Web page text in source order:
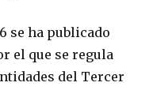
se ha publicado
el que se regula
del Tercer